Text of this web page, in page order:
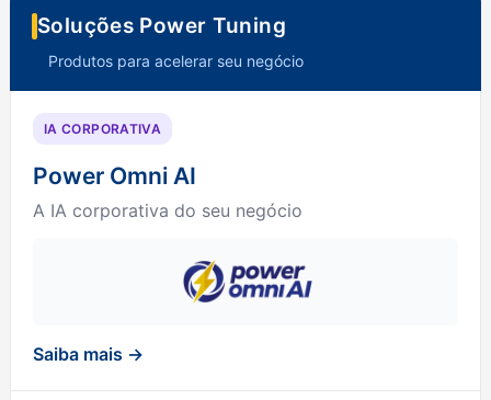
Soluções Power Tuning
Produtos para acelerar seu negócio
IA CORPORATIVA
Power Omni AI
A IA corporativa do seu negócio
Saiba mais →